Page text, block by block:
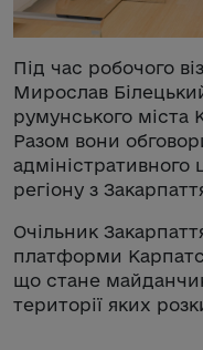
Під час робочого
Мирослав
румунського міста
Разом вони
адміністративного
регіону з
Очільник
платформи
що стане
території яких